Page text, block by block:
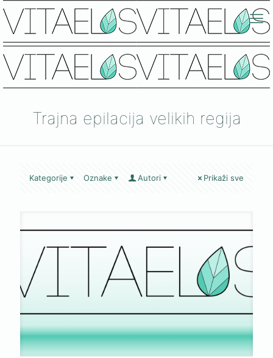
Trajna epilacija velikih regija
Kategorije Oznake Autori Prikaži sve